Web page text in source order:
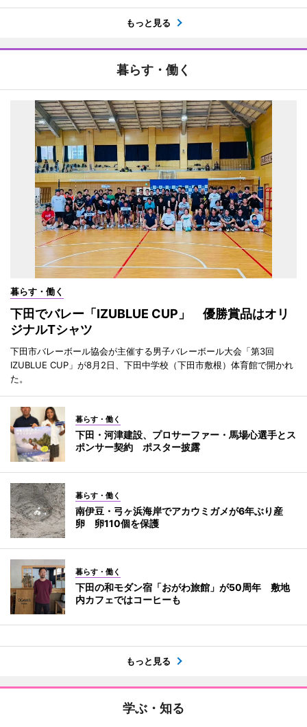
もっと見る
暮らす・働く
暮らす・働く
下田でバレー「IZUBLUE CUP」 優勝賞品はオリ
ジナルTシャツ
下田市バレーボール協会が主催する男子バレーボール大会「第3回
IZUBLUE CUP」が8月2日、下田中学校（下田市敷根）体育館で開かれ
た。
暮らす・働く
下田・河津建設、プロサーファー・馬場心選手とス
ポンサー契約 ポスター披露
暮らす・働く
南伊豆・弓ヶ浜海岸でアカウミガメが6年ぶり産
卵 卵110個を保護
暮らす・働く
下田の和モダン宿「おがわ旅館」が50周年 敷地
内カフェではコーヒーも
もっと見る
学ぶ・知る